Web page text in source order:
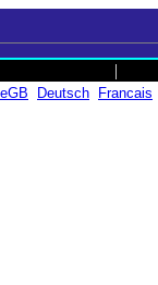
|
Deutsch Francais